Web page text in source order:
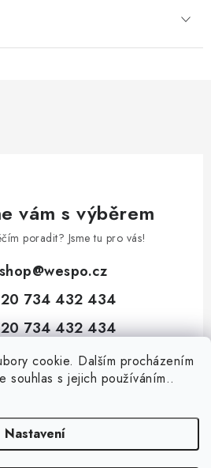
cookie. Dalším procházením
souhlas s jejich používáním..
Nastavení
vám s výběrem
poradit? Jsme tu pro vás!
@wespo.cz
734 432 434
734 432 434